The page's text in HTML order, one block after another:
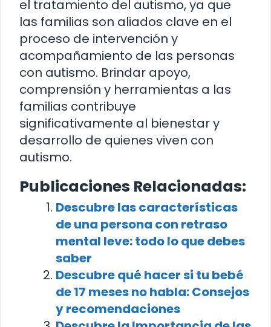
el tratamiento del autismo, ya que
las familias son aliados clave en el
proceso de intervención y
acompañamiento de las personas
con autismo. Brindar apoyo,
comprensión y herramientas a las
familias contribuye
significativamente al bienestar y
desarrollo de quienes viven con
autismo.
Publicaciones Relacionadas:
Descubre las características
de una persona con retraso
mental leve: todo lo que debes
saber
Descubre qué hacer si tu bebé
de 17 meses no habla: Consejos
y recomendaciones